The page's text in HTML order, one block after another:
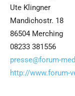
Ute Klingner
Mandichostr. 18
86504 Merching
08233 381556
presse@forum-
http://www.forum-